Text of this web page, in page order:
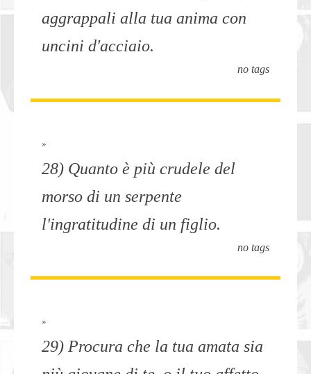
aggrappali alla tua anima con
uncini d'acciaio.
no tags
»
28) Quanto è più crudele del
morso di un serpente
l'ingratitudine di un figlio.
no tags
»
29) Procura che la tua amata sia